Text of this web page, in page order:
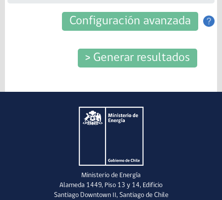
Ministerio de Energía
Alameda 1449, Piso 13 y 14, Edificio
Santiago Downtown II, Santiago de Chile